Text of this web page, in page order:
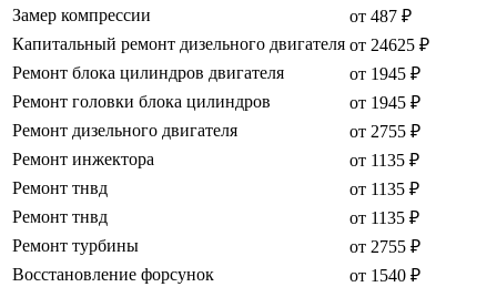
Замер компрессии
от 487 ₽
Капитальный ремонт дизельного двигателя от 24625 ₽
Ремонт блока цилиндров двигателя
от 1945 ₽
Ремонт головки блока цилиндров
от 1945 ₽
Ремонт дизельного двигателя
от 2755 ₽
Ремонт инжектора
от 1135 ₽
Ремонт тнвд
от 1135 ₽
Ремонт тнвд
от 1135 ₽
Ремонт турбины
от 2755 ₽
Восстановление форсунок
от 1540 ₽